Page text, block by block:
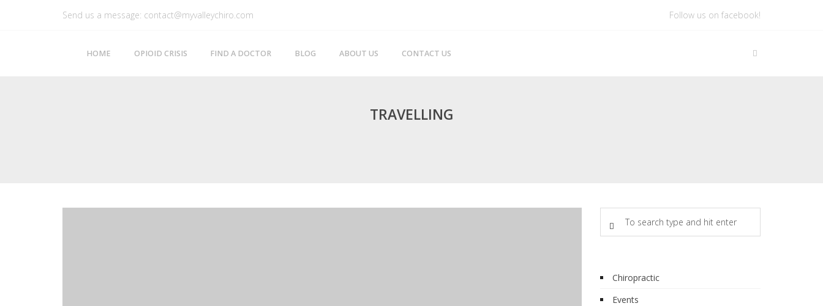
Send us a message: contact@myvalleychiro.com Follow us on facebook!
HOME OPIOID CRISIS FIND A DOCTOR BLOG ABOUT US CONTACT US
TRAVELLING
Chiropractic
Events